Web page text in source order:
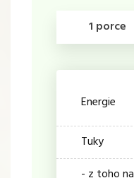
1 porce
Energie
Tuky
- z toho